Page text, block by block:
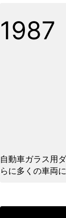
1987
自動車ガラス用
らに多くの車両